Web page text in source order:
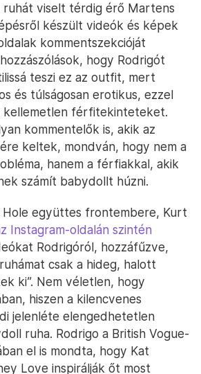
viselt térdig érő Martens
készült videók és képek
kommentszekcióját
hogy Rodrigót
teszi ez az outfit, mert
és túlságosan erotikus, ezzel
kellemetlen férfitekinteteket.
kommentelők is, akik az
keltek, mondván, hogy nem a
hanem a férfiakkal, akik
számít babydollt húzni.
együttes frontembere, Kurt
Instagram-oldalán szintén
Rodrigóról, hozzáfűzve,
csak a hideg, halott
ki”. Nem véletlen, hogy
hiszen a kilencvenes
jelenléte elengedhetetlen
ruha. Rodrigo a British Vogue-
el is mondta, hogy Kat
Love inspirálják őt most